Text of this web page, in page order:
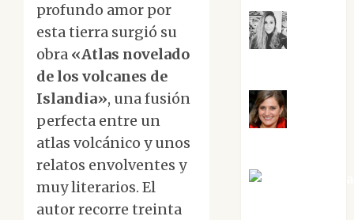
profundo amor por
esta tierra surgió su
obra «Atlas novelado
de los volcanes de
Islandia», una fusión
perfecta entre un
atlas volcánico y unos
relatos envolventes y
muy literarios. El
autor recorre treinta